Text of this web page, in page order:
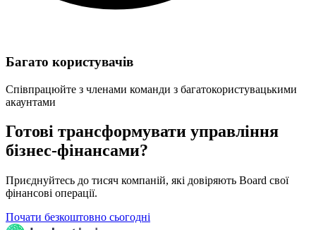
Багато користувачів
Співпрацюйте з членами команди з багатокористувацькими
акаунтами
Готові трансформувати управління
бізнес-фінансами?
Приєднуйтесь до тисяч компаній, які довіряють Board свої
фінансові операції.
Почати безкоштовно сьогодні